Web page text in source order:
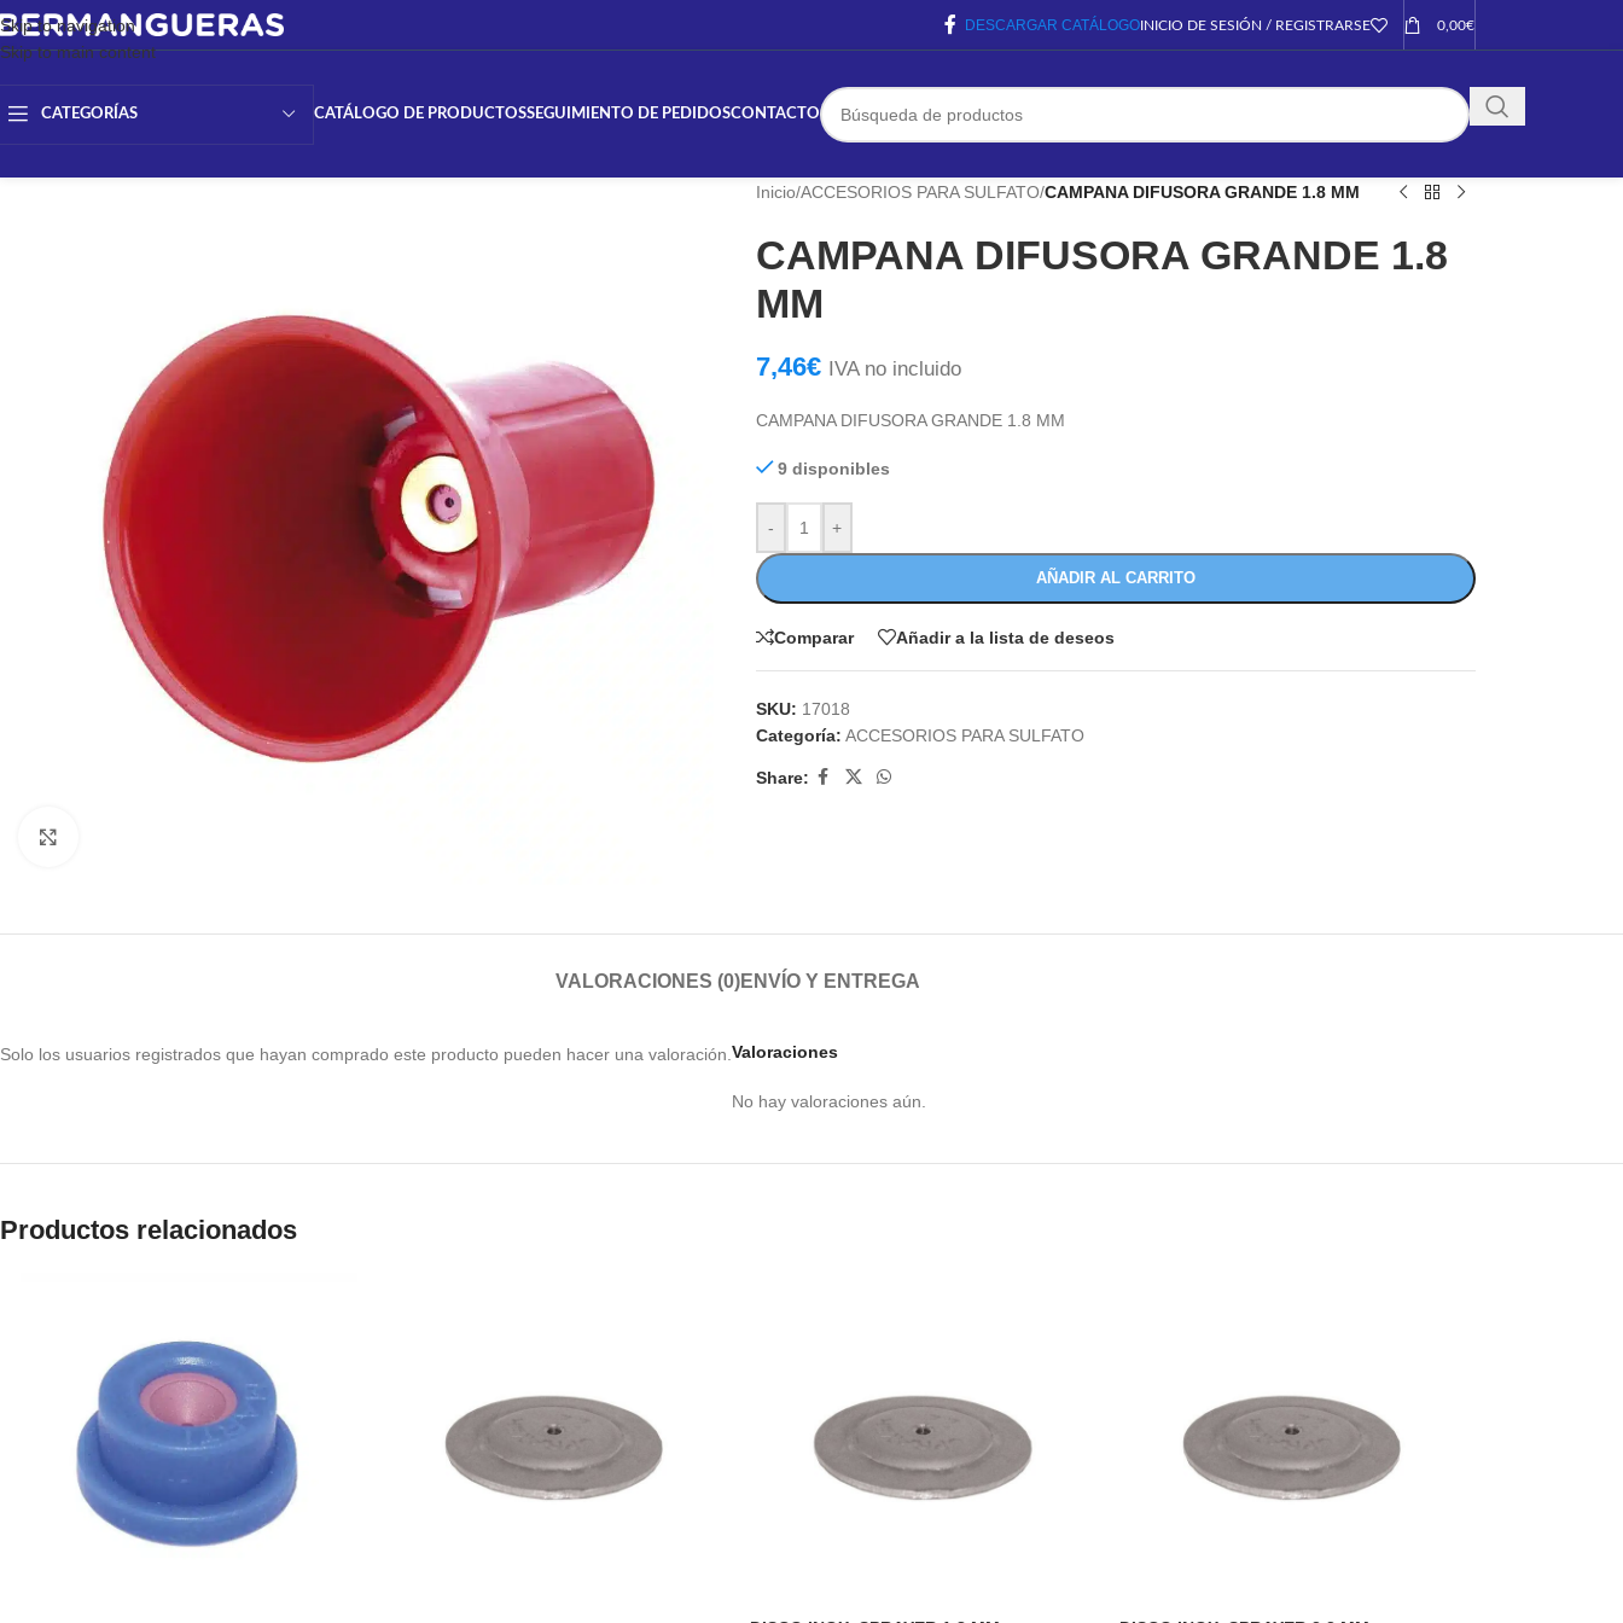
Skip to navigation
Skip to main content
DESCARGAR CATÁLOGOINICIO DE SESIÓN / REGISTRARSE 0,00€
CATEGORÍAS CATÁLOGO DE PRODUCTOSSEGUIMIENTO DE PEDIDOSCONTACTO
Inicio/ACCESORIOS PARA SULFATO/CAMPANA DIFUSORA GRANDE 1.8 MM
CAMPANA DIFUSORA GRANDE 1.8
MM
7,46€ IVA no incluido
CAMPANA DIFUSORA GRANDE 1.8 MM
9 disponibles
- +
AÑADIR AL CARRITO
Comparar Añadir a la lista de deseos
SKU: 17018
Categoría: ACCESORIOS PARA SULFATO
Share:
VALORACIONES (0)ENVÍO Y ENTREGA
Valoraciones
No hay valoraciones aún.
Solo los usuarios registrados que hayan comprado este producto pueden hacer una valoración.
Productos relacionados